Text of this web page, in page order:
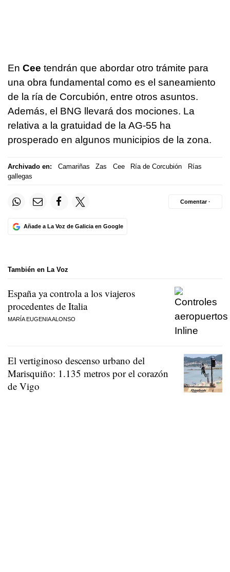
En Cee tendrán que abordar otro trámite para
una obra fundamental como es el saneamiento
de la ría de Corcubión, entre otros asuntos.
Además, el BNG llevará dos mociones. La
relativa a la gratuidad de la AG-55 ha
prosperado en algunos municipios de la zona.
Archivado en: Camariñas Zas Cee Ría de Corcubión
Rías
gallegas
Añade a La Voz de Galicia en Google
Comentar ·
También en La Voz
España ya controla a los viajeros
procedentes de Italia
MARÍA EUGENIA ALONSO
El vertiginoso descenso urbano del
Marisquiño: 1.135 metros por el corazón
de Vigo